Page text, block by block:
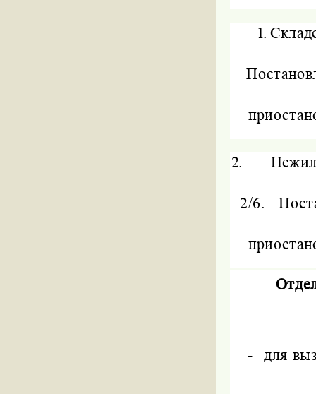
1.
2.
2/6.
- для